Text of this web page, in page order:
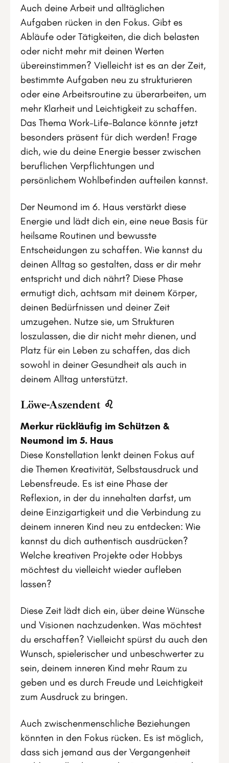
Auch deine Arbeit und alltäglichen
Aufgaben rücken in den Fokus. Gibt es
Abläufe oder Tätigkeiten, die dich belasten
oder nicht mehr mit deinen Werten
übereinstimmen? Vielleicht ist es an der Zeit,
bestimmte Aufgaben neu zu strukturieren
oder eine Arbeitsroutine zu überarbeiten, um
mehr Klarheit und Leichtigkeit zu schaffen.
Das Thema Work-Life-Balance könnte jetzt
besonders präsent für dich werden! Frage
dich, wie du deine Energie besser zwischen
beruflichen Verpflichtungen und
persönlichem Wohlbefinden aufteilen kannst.
Der Neumond im 6. Haus verstärkt diese
Energie und lädt dich ein, eine neue Basis für
heilsame Routinen und bewusste
Entscheidungen zu schaffen. Wie kannst du
deinen Alltag so gestalten, dass er dir mehr
entspricht und dich nährt? Diese Phase
ermutigt dich, achtsam mit deinem Körper,
deinen Bedürfnissen und deiner Zeit
umzugehen. Nutze sie, um Strukturen
loszulassen, die dir nicht mehr dienen, und
Platz für ein Leben zu schaffen, das dich
sowohl in deiner Gesundheit als auch in
deinem Alltag unterstützt.
Löwe-Aszendent ♌
Merkur rückläufig im Schützen &
Neumond im 5. Haus
Diese Konstellation lenkt deinen Fokus auf
die Themen Kreativität, Selbstausdruck und
Lebensfreude. Es ist eine Phase der
Reflexion, in der du innehalten darfst, um
deine Einzigartigkeit und die Verbindung zu
deinem inneren Kind neu zu entdecken: Wie
kannst du dich authentisch ausdrücken?
Welche kreativen Projekte oder Hobbys
möchtest du vielleicht wieder aufleben
lassen?
Diese Zeit lädt dich ein, über deine Wünsche
und Visionen nachzudenken. Was möchtest
du erschaffen? Vielleicht spürst du auch den
Wunsch, spielerischer und unbeschwerter zu
sein, deinem inneren Kind mehr Raum zu
geben und es durch Freude und Leichtigkeit
zum Ausdruck zu bringen.
Auch zwischenmenschliche Beziehungen
könnten in den Fokus rücken. Es ist möglich,
dass sich jemand aus der Vergangenheit